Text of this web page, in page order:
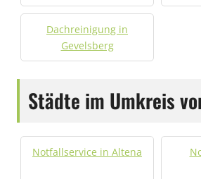
Dachreinigung in
Gevelsberg
Städte im Umkreis
Notfallservice in Altena